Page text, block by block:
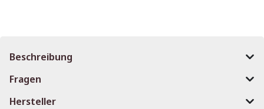
Beschreibung
Fragen
Hersteller